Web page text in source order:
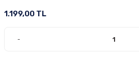
1.199,00 TL
-